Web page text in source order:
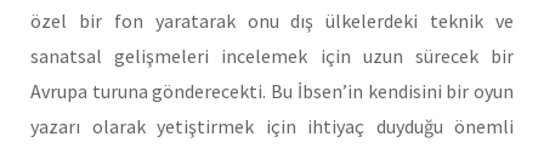
özel bir fon yaratarak onu dış ülkelerdeki teknik ve
sanatsal gelişmeleri incelemek için uzun sürecek bir
Avrupa turuna gönderecekti. Bu İbsen’in kendisini bir oyun
yazarı olarak yetiştirmek için ihtiyaç duyduğu önemli